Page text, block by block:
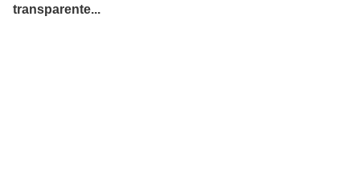
transparente...